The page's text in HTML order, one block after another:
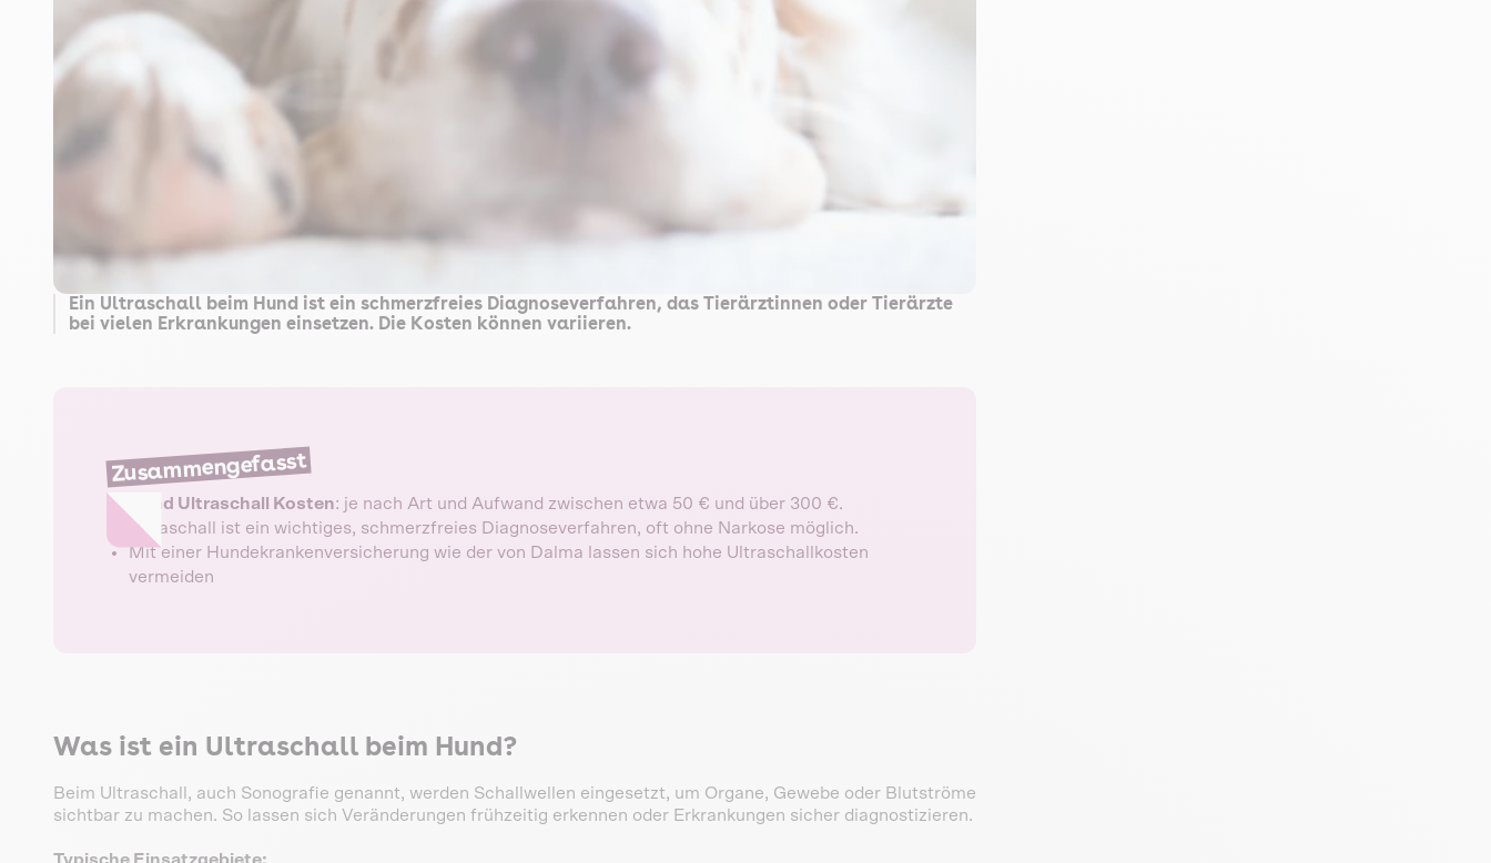
Ein Ultraschall beim Hund ist ein schmerzfreies Diagnoseverfahren, das Tierärztinnen oder Tierärzte
bei vielen Erkrankungen einsetzen. Die Kosten können variieren.
Zusammengefasst
Hund Ultraschall Kosten: je nach Art und Aufwand zwischen etwa 50 € und über 300 €.
Ultraschall ist ein wichtiges, schmerzfreies Diagnoseverfahren, oft ohne Narkose möglich.
Mit einer Hundekrankenversicherung wie der von Dalma lassen sich hohe Ultraschallkosten
vermeiden
Was ist ein Ultraschall beim Hund?
Beim Ultraschall, auch Sonografie genannt, werden Schallwellen eingesetzt, um Organe, Gewebe oder Blutströme
sichtbar zu machen. So lassen sich Veränderungen frühzeitig erkennen oder Erkrankungen sicher diagnostizieren.
Typische Einsatzgebiete: